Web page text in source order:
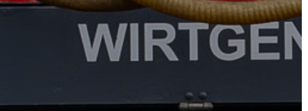
STRATÉGIÁK
KONCEPCIÓK